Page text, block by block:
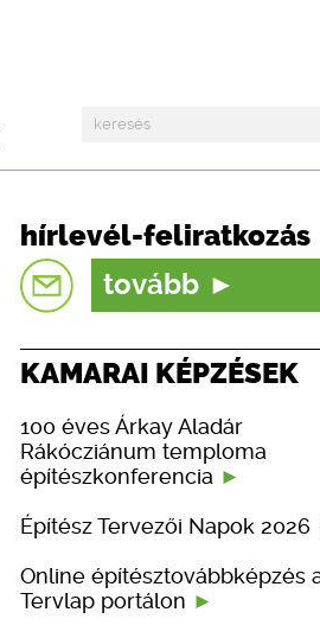
hírlevél-feliratkozás
tovább
KAMARAI KÉPZÉSEK
100 éves Árkay Aladár
Rákócziánum temploma
építészkonferencia
Építész Tervezői Napok 2026
Online építésztovábbképzés
Tervlap portálon